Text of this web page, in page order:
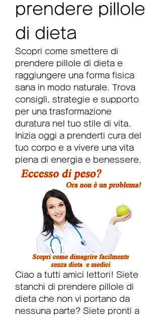
prendere pillole
di dieta
Scopri come smettere di
prendere pillole di dieta e
raggiungere una forma fisica
sana in modo naturale. Trova
consigli, strategie e supporto
per una trasformazione
duratura nel tuo stile di vita.
Inizia oggi a prenderti cura del
tuo corpo e a vivere una vita
piena di energia e benessere.
Ciao a tutti amici lettori! Siete
stanchi di prendere pillole di
dieta che non vi portano da
nessuna parte? Siete pronti a